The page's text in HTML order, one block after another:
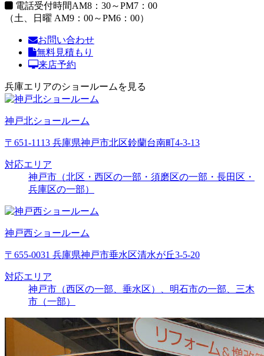
電話受付時間AM8：30～PM7：00
（土、日曜 AM9：00～PM6：00）
お問い合わせ
無料見積もり
来店予約
兵庫エリアのショールームを見る
神戸北ショールーム
〒651-1113 兵庫県神戸市北区鈴蘭台南町4-3-13
対応エリア
神戸市（北区・西区の一部・須磨区の一部・長田区・
兵庫区の一部）
神戸西ショールーム
〒655-0031 兵庫県神戸市垂水区清水が丘3-5-20
対応エリア
神戸市（西区の一部、垂水区）、明石市の一部、三木
市（一部）